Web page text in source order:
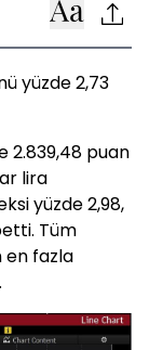
yüzde 2,73
2.839,48 puan
lira
yüzde 2,98,
Tüm
fazla